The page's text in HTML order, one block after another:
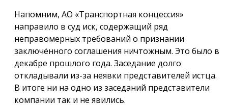
Напомним, АО «Транспортная концессия»
направило в суд иск, содержащий ряд
неправомерных требований о признании
заключённого соглашения ничтожным. Это было в
декабре прошлого года. Заседание долго
откладывали из-за неявки представителей истца.
В итоге ни на одно из заседаний представители
компании так и не явились.